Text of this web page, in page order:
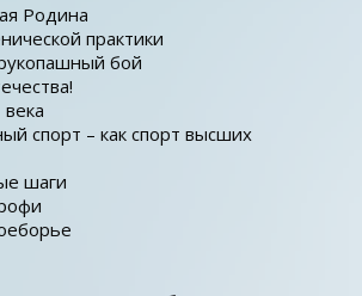
Родина
практики
бой
спорт – как спорт высших
шаги